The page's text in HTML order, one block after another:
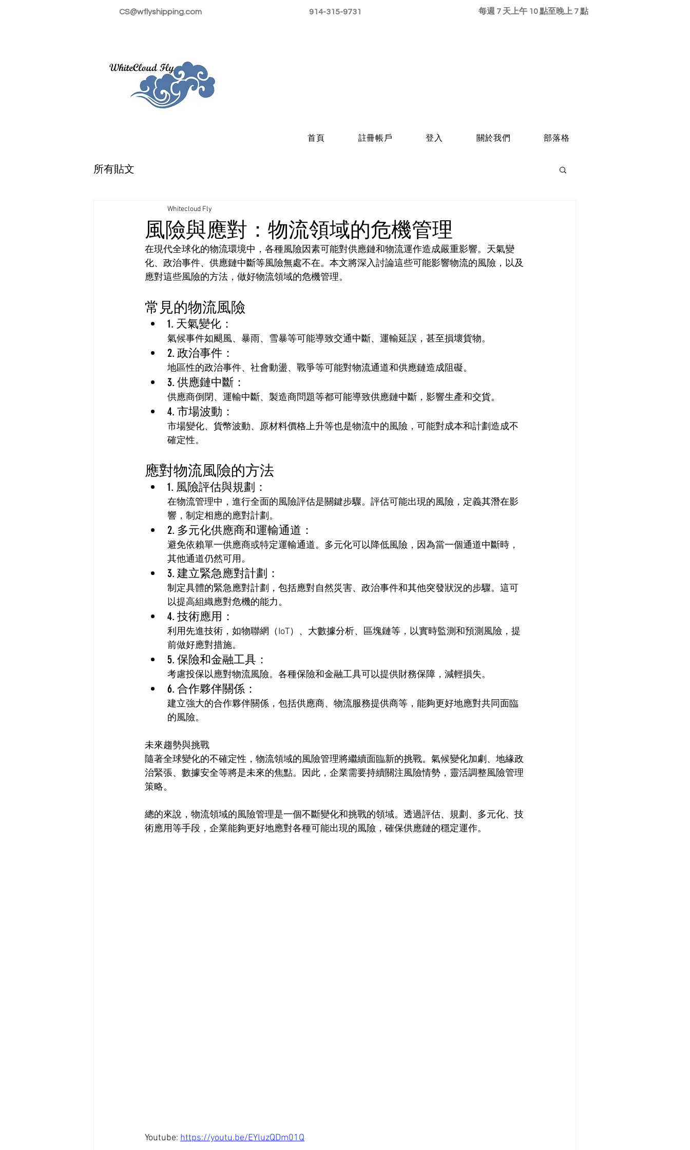
CS@wflyshipping.com 914-315-9731 每週 7 天上午 10 點至晚上 7 點
首頁 註冊帳戶 登入 關於我們 部落格
所有貼文
風險與應對：物流領域的危機管理
Whitecloud Fly
在現代全球化的物流環境中，各種風險因素可能對供應鏈和物流運作造成嚴重影響。天氣變
化、政治事件、供應鏈中斷等風險無處不在。本文將深入討論這些可能影響物流的風險，以及
應對這些風險的方法，做好物流領域的危機管理。
常見的物流風險
1. 天氣變化：
氣候事件如颶風、暴雨、雪暴等可能導致交通中斷、運輸延誤，甚至損壞貨物。
2. 政治事件：
地區性的政治事件、社會動盪、戰爭等可能對物流通道和供應鏈造成阻礙。
3. 供應鏈中斷：
供應商倒閉、運輸中斷、製造商問題等都可能導致供應鏈中斷，影響生產和交貨。
4. 市場波動：
市場變化、貨幣波動、原材料價格上升等也是物流中的風險，可能對成本和計劃造成不
確定性。
應對物流風險的方法
1. 風險評估與規劃：
在物流管理中，進行全面的風險評估是關鍵步驟。評估可能出現的風險，定義其潛在影
響，制定相應的應對計劃。
2. 多元化供應商和運輸通道：
避免依賴單一供應商或特定運輸通道。多元化可以降低風險，因為當一個通道中斷時，
其他通道仍然可用。
3. 建立緊急應對計劃：
制定具體的緊急應對計劃，包括應對自然災害、政治事件和其他突發狀況的步驟。這可
以提高組織應對危機的能力。
4. 技術應用：
利用先進技術，如物聯網（IoT）、大數據分析、區塊鏈等，以實時監測和預測風險，提
前做好應對措施。
5. 保險和金融工具：
考慮投保以應對物流風險。各種保險和金融工具可以提供財務保障，減輕損失。
6. 合作夥伴關係：
建立強大的合作夥伴關係，包括供應商、物流服務提供商等，能夠更好地應對共同面臨
的風險。
未來趨勢與挑戰
隨著全球變化的不確定性，物流領域的風險管理將繼續面臨新的挑戰。氣候變化加劇、地緣政
治緊張、數據安全等將是未來的焦點。因此，企業需要持續關注風險情勢，靈活調整風險管理
策略。
總的來說，物流領域的風險管理是一個不斷變化和挑戰的領域。透過評估、規劃、多元化、技
術應用等手段，企業能夠更好地應對各種可能出現的風險，確保供應鏈的穩定運作。
Youtube: https://youtu.be/EYluzQDm01Q